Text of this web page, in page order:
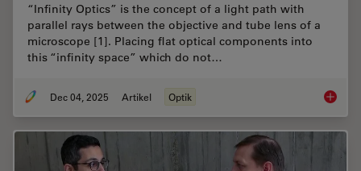
“Infinity Optics” is the concept of a light path with
parallel rays between the objective and tube lens of a
microscope [1]. Placing flat optical components into
this “infinity space” which do not…
Dec 04, 2025 Artikel Optik Infinity